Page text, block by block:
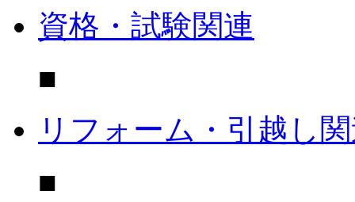
資格・試験関連
■
リフォーム・引越し
■